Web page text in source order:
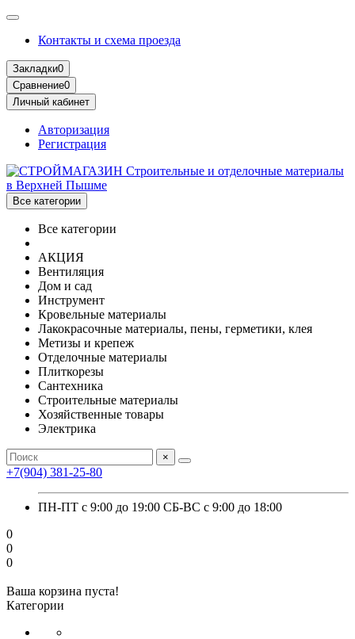
Контакты и схема проезда
Закладки0
Сравнение0
Личный кабинет
Авторизация
Регистрация
Все категории
Все категории
АКЦИЯ
Вентиляция
Дом и сад
Инструмент
Кровельные материалы
Лакокрасочные материалы, пены, герметики, клея
Метизы и крепеж
Отделочные материалы
Плиткорезы
Сантехника
Строительные материалы
Хозяйственные товары
Электрика
×
+7(904) 381-25-80
ПН-ПТ с 9:00 до 19:00 СБ-ВС с 9:00 до 18:00
0
0
0
Ваша корзина пуста!
Категории